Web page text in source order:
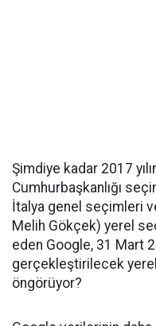
Şimdiye kadar 2017
Cumhurbaşkanlığı
İtalya genel seçimleri
Melih Gökçek) yerel
eden Google, 31 Mart
gerçekleştirilecek
öngörüyor?